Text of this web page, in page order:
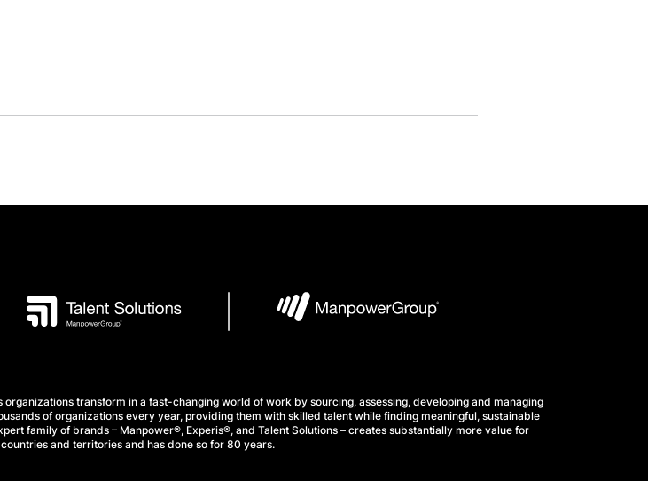
transform in a fast-changing world of work by sourcing, assessing, developing and managing
of organizations every year, providing them with skilled talent while finding meaningful, sustainable
family of brands – Manpower®, Experis®, and Talent Solutions – creates substantially more value for
and territories and has done so for 80 years.